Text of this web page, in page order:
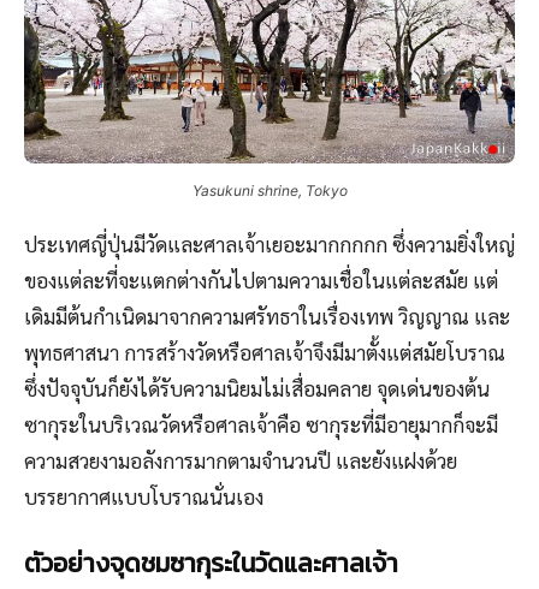
Yasukuni shrine, Tokyo
ประเทศญี่ปุ่นมีวัดและศาลเจ้าเยอะมากกกกก ซึ่งความยิ่งใหญ่
ของแต่ละที่จะแตกต่างกันไปตามความเชื่อในแต่ละสมัย แต่
เดิมมีต้นกำเนิดมาจากความศรัทธาในเรื่องเทพ วิญญาณ และ
พุทธศาสนา การสร้างวัดหรือศาลเจ้าจึงมีมาตั้งแต่สมัยโบราณ
ซึ่งปัจจุบันก็ยังได้รับความนิยมไม่เสื่อมคลาย จุดเด่นของต้น
ซากุระในบริเวณวัดหรือศาลเจ้าคือ ซากุระที่มีอายุมากก็จะมี
ความสวยงามอลังการมากตามจำนวนปี และยังแฝงด้วย
บรรยากาศแบบโบราณนั่นเอง
ตัวอย่างจุดชมซากุระในวัดและศาลเจ้า